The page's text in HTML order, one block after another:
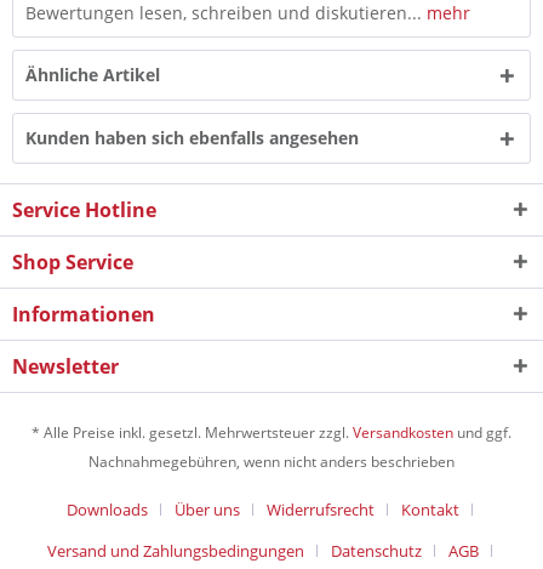
Bewertungen lesen, schreiben und diskutieren... mehr
Ähnliche Artikel
Kunden haben sich ebenfalls angesehen
Service Hotline
Shop Service
Informationen
Newsletter
* Alle Preise inkl. gesetzl. Mehrwertsteuer zzgl.Versandkosten und ggf.
Nachnahmegebühren, wenn nicht anders beschrieben
Downloads Über uns Widerrufsrecht
Kontakt
Versand und Zahlungsbedingungen
Datenschutz AGB